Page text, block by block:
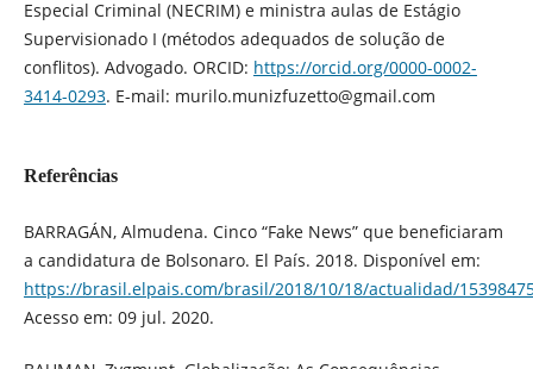
Especial Criminal (NECRIM) e ministra aulas de Estágio
Supervisionado I (métodos adequados de solução de
conflitos). Advogado. ORCID: https://orcid.org/0000-0002-
3414-0293. E-mail: murilo.munizfuzetto@gmail.com
Referências
BARRAGÁN, Almudena. Cinco “Fake News” que beneficiaram
a candidatura de Bolsonaro. El País. 2018. Disponível em:
https://brasil.elpais.com/brasil/2018/10/18/actualidad/
Acesso em: 09 jul. 2020.